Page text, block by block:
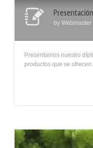
by Webmaster
Presentamos nuestro
productos que se